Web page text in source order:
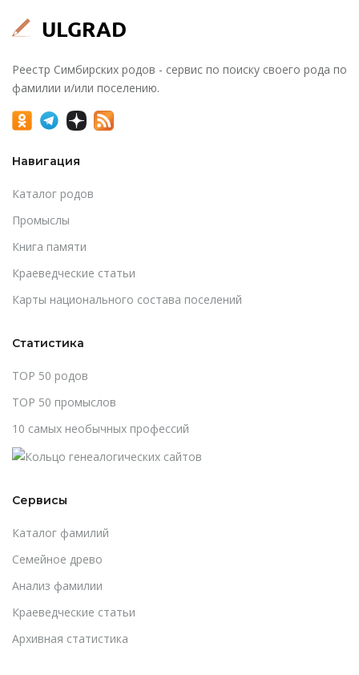
Реестр Симбирских родов - сервис по поиску своего рода по
фамилии и/или поселению.
Навигация
Каталог родов
Промыслы
Книга памяти
Краеведческие статьи
Карты национального состава поселений
Статистика
TOP 50 родов
TOP 50 промыслов
10 самых необычных профессий
Сервисы
Каталог фамилий
Cемейное древо
Анализ фамилии
Краеведческие статьи
Архивная статистика